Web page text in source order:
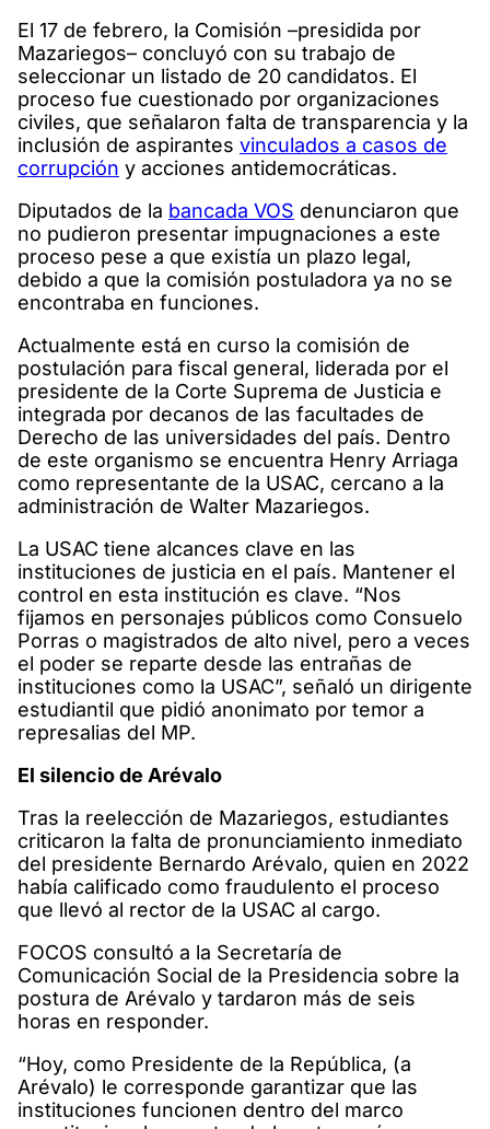
El 17 de febrero, la Comisión –presidida por
Mazariegos– concluyó con su trabajo de
seleccionar un listado de 20 candidatos. El
proceso fue cuestionado por organizaciones
civiles, que señalaron falta de transparencia y la
inclusión de aspirantes vinculados a casos de
corrupción y acciones antidemocráticas.
Diputados de la bancada VOS denunciaron que
no pudieron presentar impugnaciones a este
proceso pese a que existía un plazo legal,
debido a que la comisión postuladora ya no se
encontraba en funciones.
Actualmente está en curso la comisión de
postulación para fiscal general, liderada por el
presidente de la Corte Suprema de Justicia e
integrada por decanos de las facultades de
Derecho de las universidades del país. Dentro
de este organismo se encuentra Henry Arriaga
como representante de la USAC, cercano a la
administración de Walter Mazariegos.
La USAC tiene alcances clave en las
instituciones de justicia en el país. Mantener el
control en esta institución es clave. “Nos
fijamos en personajes públicos como Consuelo
Porras o magistrados de alto nivel, pero a veces
el poder se reparte desde las entrañas de
instituciones como la USAC”, señaló un dirigente
estudiantil que pidió anonimato por temor a
represalias del MP.
El silencio de Arévalo
Tras la reelección de Mazariegos, estudiantes
criticaron la falta de pronunciamiento inmediato
del presidente Bernardo Arévalo, quien en 2022
había calificado como fraudulento el proceso
que llevó al rector de la USAC al cargo.
FOCOS consultó a la Secretaría de
Comunicación Social de la Presidencia sobre la
postura de Arévalo y tardaron más de seis
horas en responder.
“Hoy, como Presidente de la República, (a
Arévalo) le corresponde garantizar que las
instituciones funcionen dentro del marco